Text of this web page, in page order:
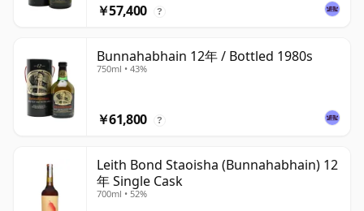
￥57,400 ?
Bunnahabhain 12年 / Bottled 1980s
750ml • 43%
￥61,800 ?
Leith Bond Staoisha (Bunnahabhain) 12
年 Single Cask
700ml • 52%